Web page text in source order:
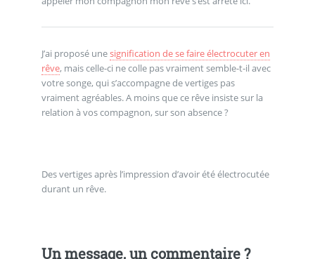
J’ai proposé unesignification de se faire électrocuter en
rêve, mais celle-ci ne colle pas vraiment semble-t-il avec
votre songe, qui s’accompagne de vertiges pas
vraiment agréables. A moins que ce rêve insiste sur la
relation à vos compagnon, sur son absence ?
Des vertiges après l’impression d’avoir été électrocutée
durant un rêve.
Un message, un commentaire ?